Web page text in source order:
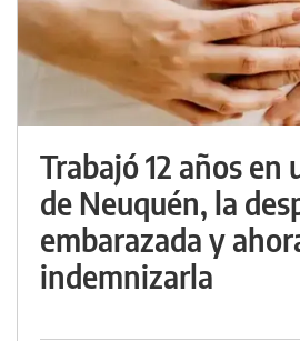
Trabajó 12 años en
de Neuquén, la
embarazada y
indemnizarla